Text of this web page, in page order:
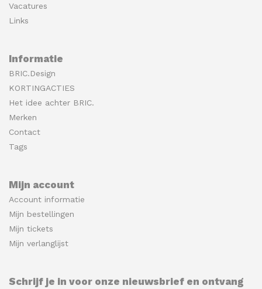
Vacatures
Links
Informatie
BRIC.Design
KORTINGACTIES
Het idee achter BRIC.
Merken
Contact
Tags
Mijn account
Account informatie
Mijn bestellingen
Mijn tickets
Mijn verlanglijst
Schrijf je in voor onze nieuwsbrief en ontvang